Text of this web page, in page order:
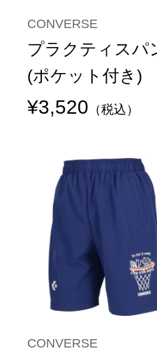
CONVERSE
プラクティスパ
(ポケット付き)
¥3,520 （税込）
CONVERSE